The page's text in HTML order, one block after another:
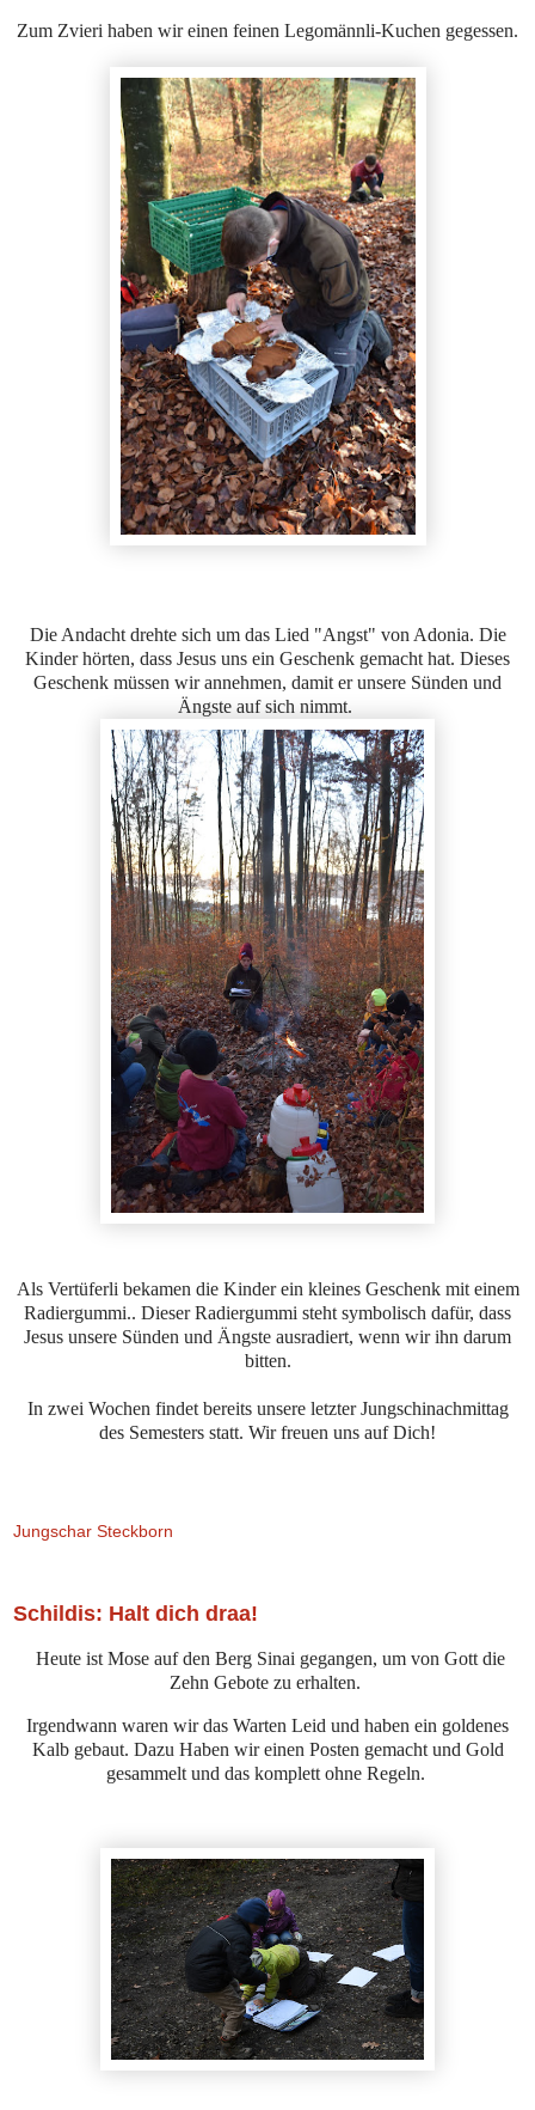
Zum Zvieri haben wir einen feinen Legomännli-Kuchen gegessen.
Die Andacht drehte sich um das Lied "Angst" von Adonia. Die
Kinder hörten, dass Jesus uns ein Geschenk gemacht hat. Dieses
Geschenk müssen wir annehmen, damit er unsere Sünden und
Ängste auf sich nimmt.
Als Vertüferli bekamen die Kinder ein kleines Geschenk mit einem
Radiergummi.. Dieser Radiergummi steht symbolisch dafür, dass
Jesus unsere Sünden und Ängste ausradiert, wenn wir ihn darum
bitten.
In zwei Wochen findet bereits unsere letzter Jungschinachmittag
des Semesters statt. Wir freuen uns auf Dich!
Jungschar Steckborn
Schildis: Halt dich draa!
Heute ist Mose auf den Berg Sinai gegangen, um von Gott die
Zehn Gebote zu erhalten.
Irgendwann waren wir das Warten Leid und haben ein goldenes
Kalb gebaut. Dazu Haben wir einen Posten gemacht und Gold
gesammelt und das komplett ohne Regeln.